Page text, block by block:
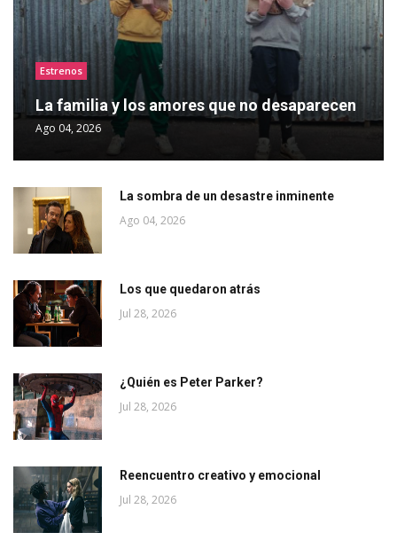
Estrenos
La familia y los amores que no desaparecen
Ago 04, 2026
La sombra de un desastre inminente
Ago 04, 2026
Los que quedaron atrás
Jul 28, 2026
¿Quién es Peter Parker?
Jul 28, 2026
Reencuentro creativo y emocional
Jul 28, 2026